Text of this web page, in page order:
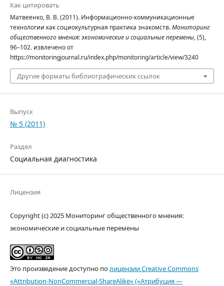
Как цитировать
Матвеенко, В. В. (2011). Информационно-коммуникационные
технологии как социокультурная практика знакомств.Мониторинг
общественного мнения: экономические и социальные перемены, (5),
96–102. извлечено от
https://monitoringjournal.ru/index.php/monitoring/article/view/3240
Другие форматы библиографических ссылок
Выпуск
№ 5 (2011)
Раздел
Социальная диагностика
Лицензия
Copyright (c) 2025 Мониторинг общественного мнения:
экономические и социальные перемены
Это произведение доступно полицензии Creative Commons
«Attribution-NonCommercial-ShareAlike» («Атрибуция —